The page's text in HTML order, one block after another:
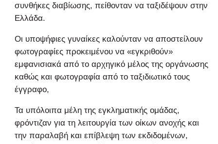
συνθήκες διαβίωσης, πείθονταν να ταξιδέψουν στην
Ελλάδα.
Οι υποψήφιες γυναίκες καλούνταν να αποστείλουν
φωτογραφίες προκειμένου να «εγκριθούν»
εμφανισιακά από το αρχηγικό μέλος της οργάνωσης
καθώς και φωτογραφία από το ταξιδιωτικό τους
έγγραφο,
Τα υπόλοιπα μέλη της εγκληματικής ομάδας,
φρόντιζαν για τη λειτουργία των οίκων ανοχής και
την παραλαβή και επίβλεψη των εκδιδομένων,